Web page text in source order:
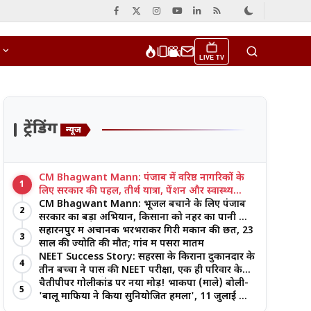
LIVE TV
ट्रेंडिंग न्यूज
1
CM Bhagwant Mann: पंजाब में वरिष्ठ नागरिकों के
लिए सरकार की पहल, तीर्थ यात्रा, पेंशन और स्वास्थ्य
सुविधाओं पर जोर
2
CM Bhagwant Mann: भूजल बचाने के लिए पंजाब
सरकार का बड़ा अभियान, किसानों को नहर का पानी और
आधुनिक खेती का मिल रहा लाभ
3
सहारनपुर में अचानक भरभराकर गिरी मकान की छत, 23
साल की ज्योति की मौत; गांव में पसरा मातम
4
NEET Success Story: सहरसा के किराना दुकानदार के
तीन बच्चों ने पास की NEET परीक्षा, एक ही परिवार के
तीन भाई-बहनों ने रचा इतिहास
5
चैतीपीपर गोलीकांड पर नया मोड़! भाकपा (माले) बोली-
'बालू माफिया ने किया सुनियोजित हमला', 11 जुलाई को